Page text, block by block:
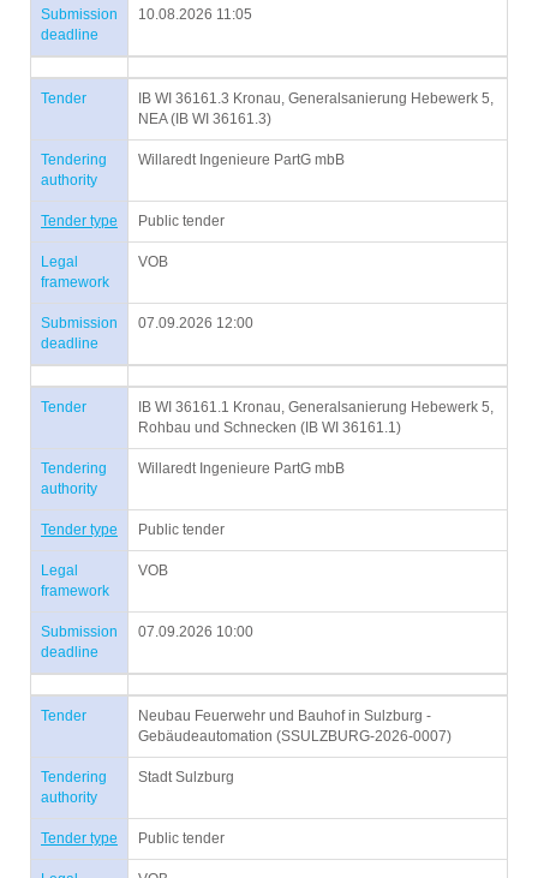
Submission
deadline
10.08.2026 11:05
Tender
IB WI 36161.3 Kronau, Generalsanierung Hebewerk 5,
NEA (IB WI 36161.3)
Tendering
authority
Willaredt Ingenieure PartG mbB
Tender type Public tender
Legal
framework
VOB
Submission
deadline
07.09.2026 12:00
Tender
IB WI 36161.1 Kronau, Generalsanierung Hebewerk 5,
Rohbau und Schnecken (IB WI 36161.1)
Tendering
authority
Willaredt Ingenieure PartG mbB
Tender type Public tender
Legal
framework
VOB
Submission
deadline
07.09.2026 10:00
Tender
Neubau Feuerwehr und Bauhof in Sulzburg -
Gebäudeautomation (SSULZBURG-2026-0007)
Tendering
authority
Stadt Sulzburg
Tender type Public tender